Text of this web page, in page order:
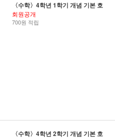
〈수학〉4학년 1학기 개념 기본 호
회원공개
700원 적립
〈수학〉4학년 2학기 개념 기본 호